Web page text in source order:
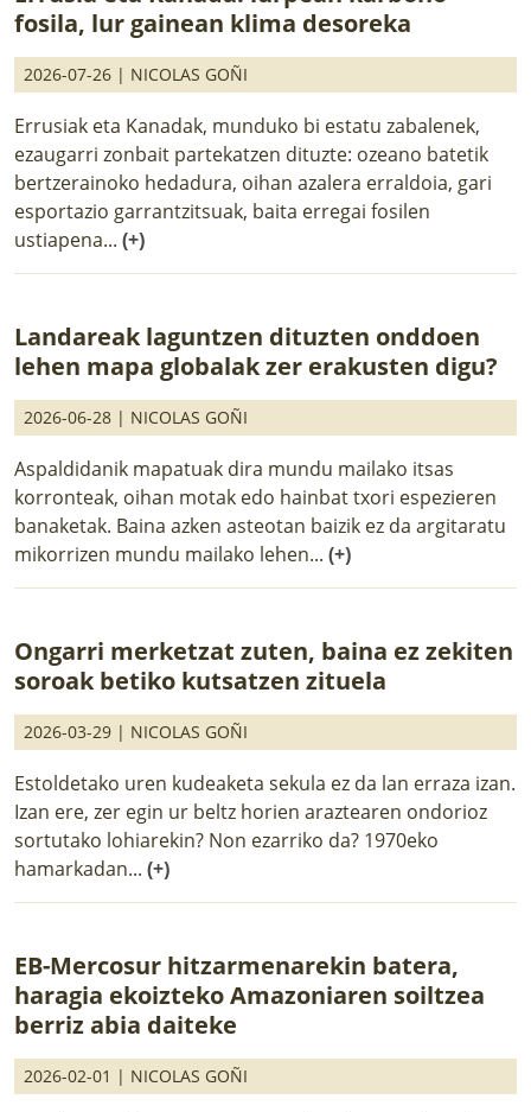
fosila, lur gainean klima desoreka
2026-07-26 | NICOLAS GOÑI
Errusiak eta Kanadak, munduko bi estatu zabalenek,
ezaugarri zonbait partekatzen dituzte: ozeano batetik
bertzerainoko hedadura, oihan azalera erraldoia, gari
esportazio garrantzitsuak, baita erregai fosilen
ustiapena... (+)
Landareak laguntzen dituzten onddoen
lehen mapa globalak zer erakusten digu?
2026-06-28 | NICOLAS GOÑI
Aspaldidanik mapatuak dira mundu mailako itsas
korronteak, oihan motak edo hainbat txori espezieren
banaketak. Baina azken asteotan baizik ez da argitaratu
mikorrizen mundu mailako lehen... (+)
Ongarri merketzat zuten, baina ez zekiten
soroak betiko kutsatzen zituela
2026-03-29 | NICOLAS GOÑI
Estoldetako uren kudeaketa sekula ez da lan erraza izan.
Izan ere, zer egin ur beltz horien araztearen ondorioz
sortutako lohiarekin? Non ezarriko da? 1970eko
hamarkadan... (+)
EB-Mercosur hitzarmenarekin batera,
haragia ekoizteko Amazoniaren soiltzea
berriz abia daiteke
2026-02-01 | NICOLAS GOÑI